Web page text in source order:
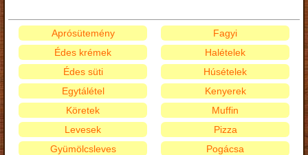
Aprósütemény
Édes krémek
Édes süti
Egytálétel
Fagyi
Halételek
Húsételek
Kenyerek
Köretek
Levesek
Gyümölcsleves
Muffin
Pizza
Pogácsa